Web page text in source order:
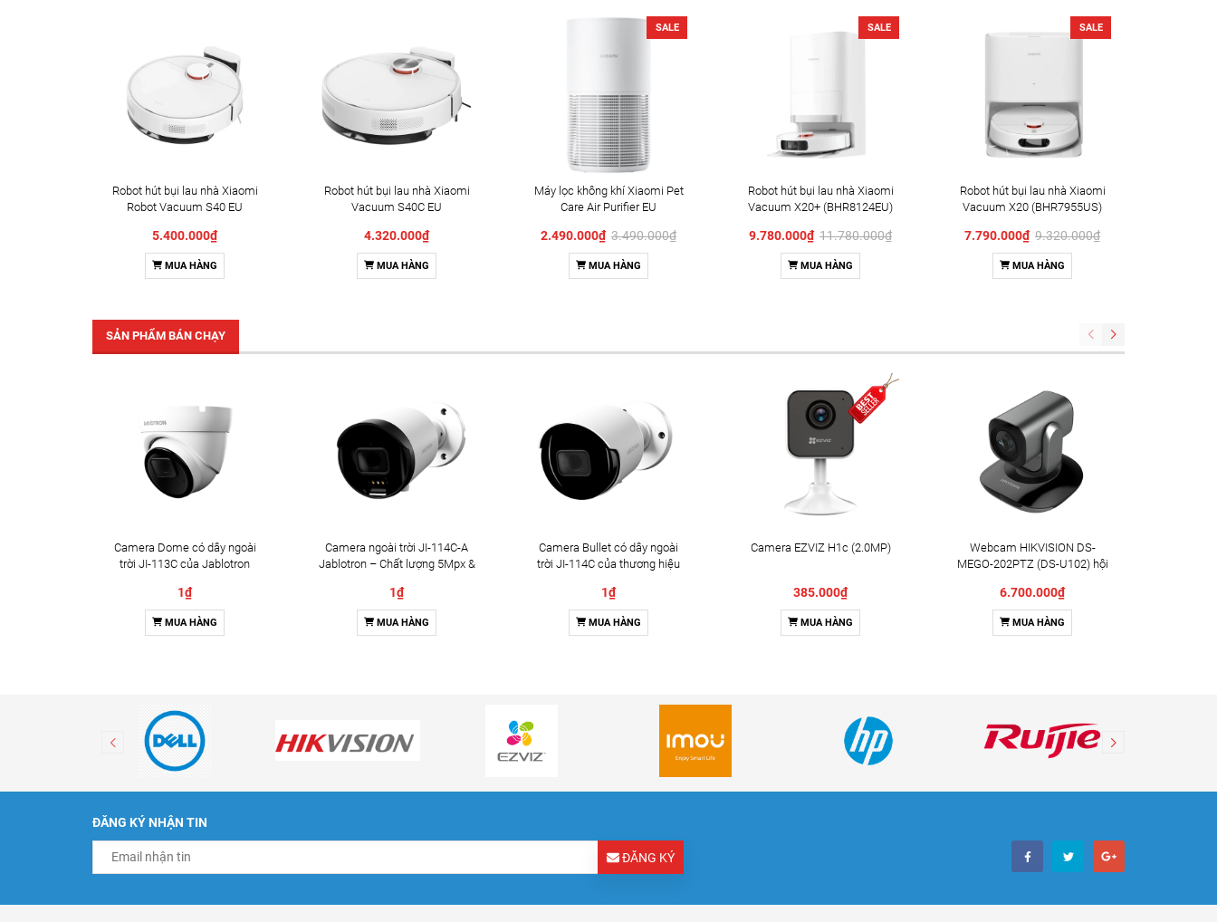
Robot hút bụi lau nhà Xiaomi
Robot Vacuum S40 EU
5.400.000₫
MUA HÀNG
Robot hút bụi lau nhà Xiaomi
Vacuum S40C EU
4.320.000₫
MUA HÀNG
SALE
Máy lọc không khí Xiaomi Pet
Care Air Purifier EU
2.490.000₫ 3.490.000₫
MUA HÀNG
SALE
Robot hút bụi lau nhà Xiaomi
Vacuum X20+ (BHR8124EU)
9.780.000₫ 11.780.000₫
MUA HÀNG
SALE
Robot hút bụi lau nhà Xiaomi
Vacuum X20 (BHR7955US)
7.790.000₫ 9.320.000₫
MUA HÀNG
SẢN PHẨM BÁN CHẠY
Camera Dome có dây ngoài
trời JI-113C của Jablotron
1₫
MUA HÀNG
Camera ngoài trời JI-114C-A
Jablotron – Chất lượng 5Mpx &
1₫
MUA HÀNG
Camera Bullet có dây ngoài
trời JI-114C của thương hiệu
1₫
MUA HÀNG
Camera EZVIZ H1c (2.0MP)
385.000₫
MUA HÀNG
Webcam HIKVISION DS-
MEGO-202PTZ (DS-U102) hội
6.700.000₫
MUA HÀNG
ĐĂNG KÝ NHẬN TIN
ĐĂNG KÝ